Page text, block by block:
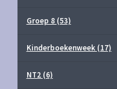
Groep 8 (53)
Kinderboekenweek (17)
NT2 (6)